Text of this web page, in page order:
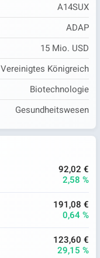
A14SUX
ADAP
15 Mio. USD
Vereinigtes Königreich
Biotechnologie
Gesundheitswesen
92,02 €
2,58 %
191,08 €
0,64 %
123,60 €
29,15 %